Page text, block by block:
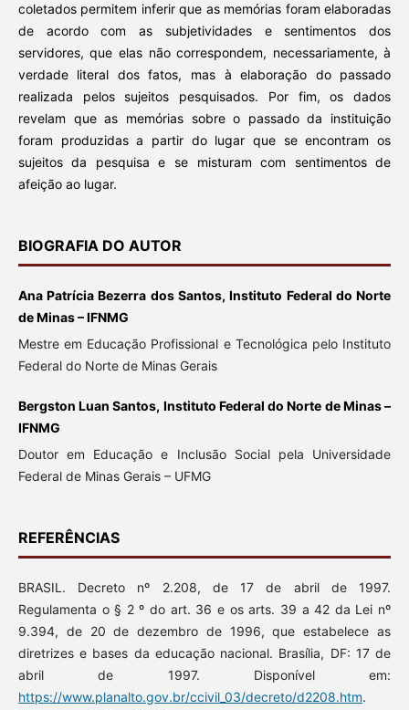
coletados permitem inferir que as memórias foram elaboradas
de acordo com as subjetividades e sentimentos dos
servidores, que elas não correspondem, necessariamente, à
verdade literal dos fatos, mas à elaboração do passado
realizada pelos sujeitos pesquisados. Por fim, os dados
revelam que as memórias sobre o passado da instituição
foram produzidas a partir do lugar que se encontram os
sujeitos da pesquisa e se misturam com sentimentos de
afeição ao lugar.
BIOGRAFIA DO AUTOR
Ana Patrícia Bezerra dos Santos, Instituto Federal do Norte
de Minas – IFNMG
Mestre em Educação Profissional e Tecnológica pelo Instituto
Federal do Norte de Minas Gerais
Bergston Luan Santos, Instituto Federal do Norte de Minas –
IFNMG
Doutor em Educação e Inclusão Social pela Universidade
Federal de Minas Gerais – UFMG
REFERÊNCIAS
BRASIL. Decreto nº 2.208, de 17 de abril de 1997.
Regulamenta o § 2 º do art. 36 e os arts. 39 a 42 da Lei nº
9.394, de 20 de dezembro de 1996, que estabelece as
diretrizes e bases da educação nacional. Brasília, DF: 17 de
abril de 1997. Disponível em:
https://www.planalto.gov.br/ccivil_03/decreto/d2208.htm.